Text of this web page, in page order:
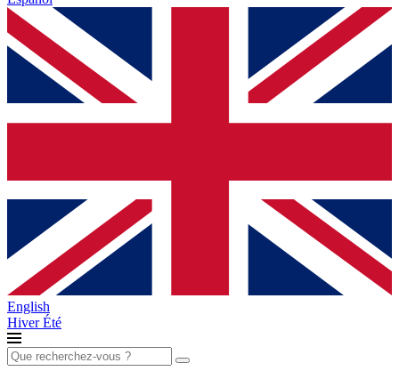
English
HiverÉté
Rechercher :